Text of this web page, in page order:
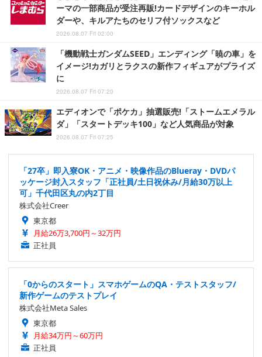
ーマの一部商品が受注再販!カードデザインのキーホル
ダーや、キルアたちのセリフ付ソックスなど
2026.08.07 Fri 02:00
「機動戦士ガンダムSEED」エンディング「暁の車」を
イメージ!カガリとラクスの新作フィギュアがプライズ
に
2026.08.07 Fri 07:20
エディオンで「ポケカ」抽選販売!「ストームエメラル
ダ」「スタートデッキ100」など人気商品が対象
2026.08.07 Fri 07:25
「27卒」即入寮OK・アニメ・映像作品のBlueray・DVDパ
ッケージ封入スタッフ「正社員/土日祝休み/月給30万以上
可」千代田区丸の内2丁目
株式会社Creer
東京都
月給26万3,700円～32万円
正社員
「0からのスタート」スマホゲームのQA・テストスタッフ/
新作ゲームのテストプレイ
株式会社Meta Sales
東京都
月給34万円～60万円
正社員